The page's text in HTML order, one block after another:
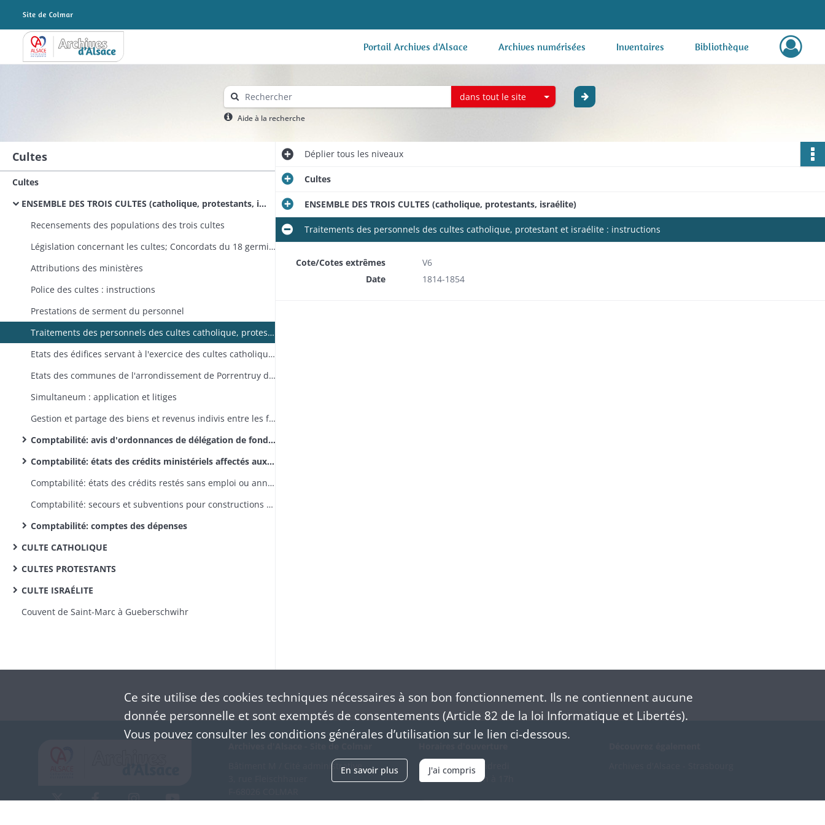
Archives Alsace - Colmar Portail Archives d'Alsace Archives numérisées Inventaires Bibliothèque
dans tout le site
Aide à la recherche
Cultes
Cultes
ENSEMBLE DES TROIS CULTES (catholique, protestants, israélite)
Recensements des populations des trois cultes
Législation concernant les cultes; Concordats du 18 germinal an X et de 1813
Attributions des ministères
Police des cultes : instructions
Prestations de serment du personnel
Traitements des personnels des cultes catholique, protestant et israélite : instructions
Etats des édifices servant à l'exercice des cultes catholique et protestant
Etats des communes de l'arrondissement de Porrentruy dans lesquelles il n'existe point de presbytères pour loger les ministres du culte catholique et protestant
Simultaneum : application et litiges
Gestion et partage des biens et revenus indivis entre les fabriques catholiques et protestantes, contestations entre les fabriques catholiques et protestantes au sujet de leurs biens propres ou indivis
Comptabilité: avis d'ordonnances de délégation de fonds ministériels
Comptabilité: états des crédits ministériels affectés aux dépenses des cultes
Comptabilité: états des crédits restés sans emploi ou annulés
Comptabilité: secours et subventions pour constructions d'édifices cultuels catholiques et protestants
Comptabilité: comptes des dépenses
CULTE CATHOLIQUE
CULTES PROTESTANTS
CULTE ISRAÉLITE
Couvent de Saint-Marc à Gueberschwihr
Dépliertous les niveaux
Cultes
ENSEMBLE DES TROIS CULTES (catholique, protestants, israélite)
Traitements des personnels des cultes catholique, protestant et israélite : instructions
Cote/Cotes extrêmes
V6
Date
1814-1854
Bâtiment M / Cité administrative
(+33) 3 89 21 97 00
Du mardi au vendredi
en continu de 9h à 17h
Ce site utilise des cookiestechniques nécessaires à son bon fonctionnement. Ils ne contiennent aucune
donnée personnelle et sont exemptés de consentements (Article 82 de la loi Informatique et Libertés).
Vous pouvez consulter les conditions générales d’utilisation sur le lien ci-dessous.
En savoir plus J'ai compris